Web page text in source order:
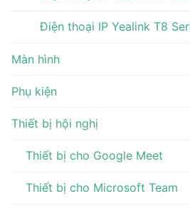
Điện thoại IP Yealink T8
Màn hình
Phụ kiện
Thiết bị hội nghị
Thiết bị cho Google Meet
Thiết bị cho Microsoft Team